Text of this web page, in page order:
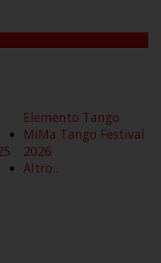
Elemento Tango
MiMa Tango Festival
2026
Altro..